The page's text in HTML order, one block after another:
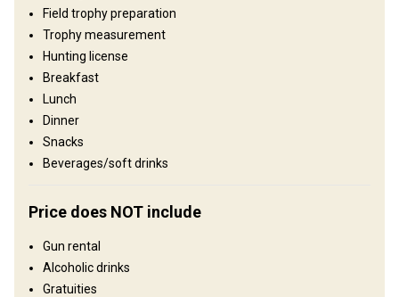
Plains: 20%, Hills: 20%, Gebirge 60%
Landschaft
Fields/Bush: 99%, Forest: 1%
Wo werde ich wohnen
Base camp
Electricity Horse riding
Solar power
Field trophy preparation
Trophy measurement
Hunting license
Breakfast
Lunch
Dinner
Snacks
Beverages/soft drinks
Price does NOT include
Gun rental
Alcoholic drinks
Gratuities